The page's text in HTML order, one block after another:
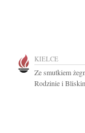
KIELCE
Ze smutkiem
Rodzinie i